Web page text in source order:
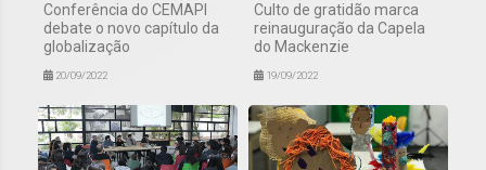
Conferência do CEMAPI
debate o novo capítulo da
globalização
20/09/2022
Culto de gratidão marca
reinauguração da Capela
do Mackenzie
19/09/2022